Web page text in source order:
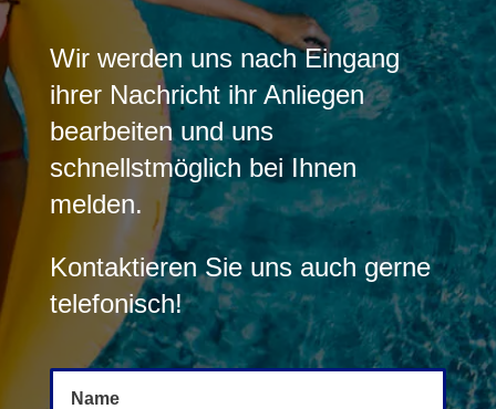
Wir werden uns nach Eingang
ihrer Nachricht ihr Anliegen
bearbeiten und uns
schnellstmöglich bei Ihnen
melden.
Kontaktieren Sie uns auch gerne
telefonisch!